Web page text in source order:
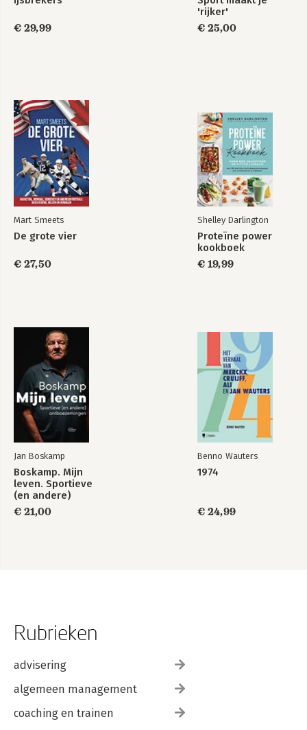
€ 29,99
'rijker'
€ 25,00
Mart Smeets
De grote vier
€ 27,50
Shelley Darlington
Proteïne power
kookboek
€ 19,99
Jan Boskamp
Boskamp. Mijn
leven. Sportieve
(en andere)
ontboezemingen
€ 21,00
Benno Wauters
1974
€ 24,99
Rubrieken
advisering
algemeen management
coaching en trainen